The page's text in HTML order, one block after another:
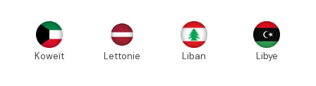
Koweït Lettonie Liban Libye